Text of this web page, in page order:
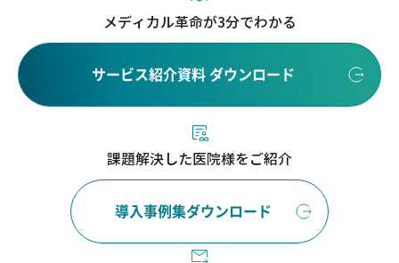
メディカル革命が3分でわかる
サービス紹介資料 ダウンロード
課題解決した医院様をご紹介
導入事例集ダウンロード